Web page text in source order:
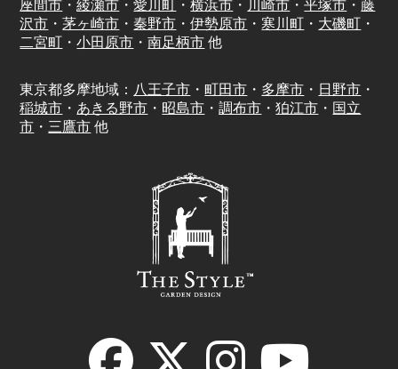
座間市 ・綾瀬市 ・愛川町 ・横浜市 ・ 川崎市 ・平塚市 ・藤
沢市 ・茅ヶ崎市 ・ 秦野市 ・伊勢原市 ・ 寒川町 ・ 大磯町 ・
二宮町 ・小田原市 ・南足柄市 他
東京都多摩地域： 八王子市 ・町田市 ・ 多摩市 ・ 日野市 ・
稲城市 ・ あきる野市 ・ 昭島市 ・調布市 ・狛江市 ・ 国立
市 ・ 三鷹市 他